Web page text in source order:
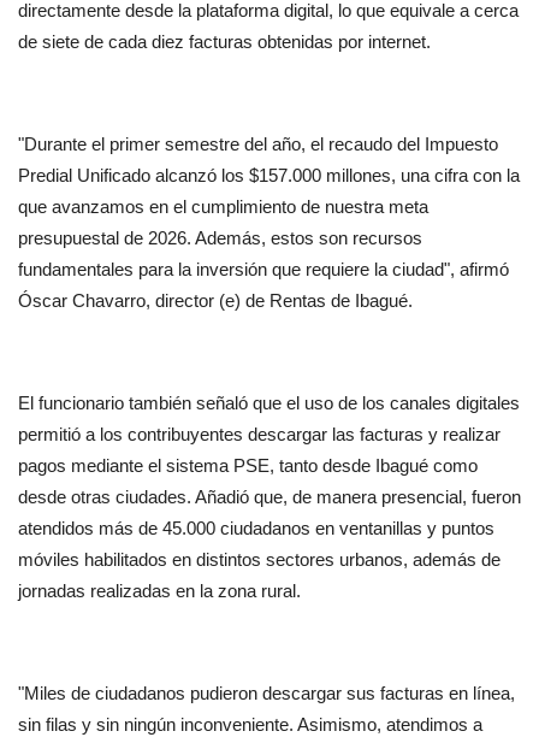
directamente desde la plataforma digital, lo que equivale a cerca
de siete de cada diez facturas obtenidas por internet.
"Durante el primer semestre del año, el recaudo del Impuesto
Predial Unificado alcanzó los $157.000 millones, una cifra con la
que avanzamos en el cumplimiento de nuestra meta
presupuestal de 2026. Además, estos son recursos
fundamentales para la inversión que requiere la ciudad", afirmó
Óscar Chavarro, director (e) de Rentas de Ibagué.
El funcionario también señaló que el uso de los canales digitales
permitió a los contribuyentes descargar las facturas y realizar
pagos mediante el sistema PSE, tanto desde Ibagué como
desde otras ciudades. Añadió que, de manera presencial, fueron
atendidos más de 45.000 ciudadanos en ventanillas y puntos
móviles habilitados en distintos sectores urbanos, además de
jornadas realizadas en la zona rural.
"Miles de ciudadanos pudieron descargar sus facturas en línea,
sin filas y sin ningún inconveniente. Asimismo, atendimos a